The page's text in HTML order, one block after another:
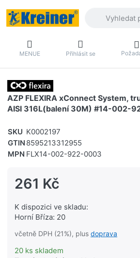
MENUE Přihlásit se
AZP FLEXIRA xConnect System,
AISI 316L(balení 30M) #14-002-
SKU K0002197
GTIN 8595213312955
MPN FLX14-002-922-0003
261 Kč
K dispozici ve skladu:
Horní Bříza: 20
včetně DPH (21%), plus doprava
20 ks skladem